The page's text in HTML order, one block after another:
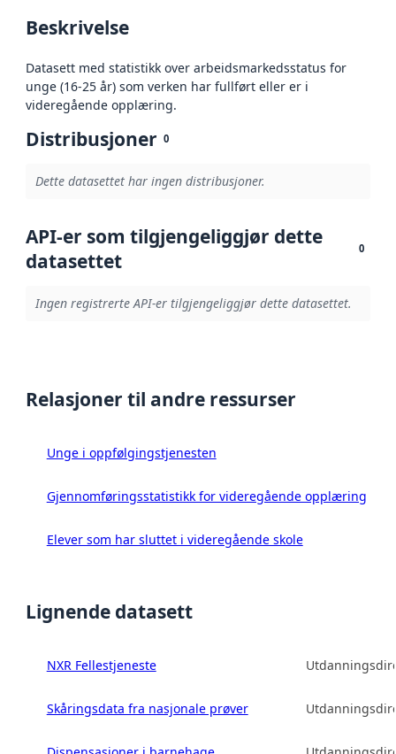
Beskrivelse
Datasett med statistikk over arbeidsmarkedsstatus for
unge (16-25 år) som verken har fullført eller er i
videregående opplæring.
Distribusjoner 0
Dette datasettet har ingen distribusjoner.
API-er som tilgjengeliggjør dette
datasettet
0
Ingen registrerte API-er tilgjengeliggjør dette datasettet.
Relasjoner til andre ressurser
Unge i oppfølgingstjenesten
Gjennomføringsstatistikk for videregående opplæring
Elever som har sluttet i videregående skole
Lignende datasett
NXR Fellestjeneste
Skåringsdata fra nasjonale prøver